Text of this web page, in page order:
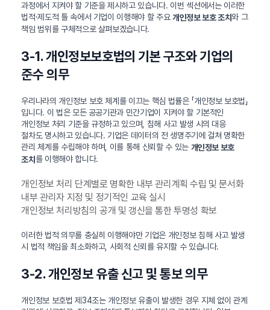
과정에서 지켜야 할 기준을 제시하고 있습니다. 이번 섹션에서는 이러한
법적·제도적 틀 속에서 기업이 이행해야 할 주요개인정보 보호 조치와 그
책임 범위를 구체적으로 살펴보겠습니다.
3-1. 개인정보보호법의 기본 구조와 기업의
준수 의무
우리나라의 개인정보 보호 체계를 이끄는 핵심 법률은 「개인정보 보호법」
입니다. 이 법은 모든 공공기관과 민간기업이 지켜야 할 기본적인
개인정보 처리 기준을 규정하고 있으며, 침해 사고 발생 시의 대응
절차도 명시하고 있습니다. 기업은 데이터의 전 생명주기에 걸쳐 명확한
관리 체계를 수립해야 하며, 이를 통해 신뢰할 수 있는 개인정보 보호
조치 를 이행해야 합니다.
개인정보 처리 단계별로 명확한 내부 관리계획 수립 및 문서화
내부 관리자 지정 및 정기적인 교육 실시
개인정보 처리방침의 공개 및 갱신을 통한 투명성 확보
이러한 법적 의무를 충실히 이행해야만 기업은 개인정보 침해 사고 발생
시 법적 책임을 최소화하고, 사회적 신뢰를 유지할 수 있습니다.
3-2. 개인정보 유출 신고 및 통보 의무
개인정보 보호법 제34조는 개인정보 유출이 발생한 경우 지체 없이 관계